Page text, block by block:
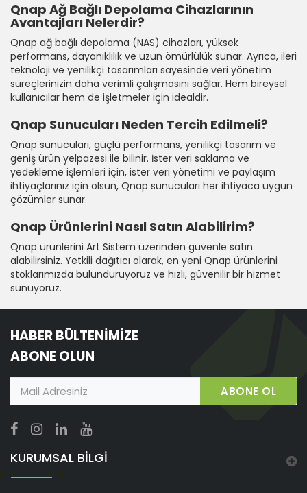
Qnap Ağ Bağlı Depolama Cihazlarının
Avantajları Nelerdir?
Qnap ağ bağlı depolama (NAS) cihazları, yüksek
performans, dayanıklılık ve uzun ömürlülük sunar. Ayrıca, ileri
teknoloji ve yenilikçi tasarımları sayesinde veri yönetim
süreçlerinizin daha verimli çalışmasını sağlar. Hem bireysel
kullanıcılar hem de işletmeler için idealdir.
Qnap Sunucuları Neden Tercih Edilmeli?
Qnap sunucuları, güçlü performans, yenilikçi tasarım ve
geniş ürün yelpazesi ile bilinir. İster veri saklama ve
yedekleme işlemleri için, ister veri yönetimi ve paylaşım
ihtiyaçlarınız için olsun, Qnap sunucuları her ihtiyaca uygun
çözümler sunar.
Qnap Ürünlerini Nasıl Satın Alabilirim?
Qnap ürünlerini Art Sistem üzerinden güvenle satın
alabilirsiniz. Yetkili dağıtıcı olarak, en yeni Qnap ürünlerini
stoklarımızda bulunduruyoruz ve hızlı, güvenilir bir hizmet
sunuyoruz.
HABER BÜLTENİMİZE
ABONE OLUN
ABONE OL
KURUMSAL BİLGİ